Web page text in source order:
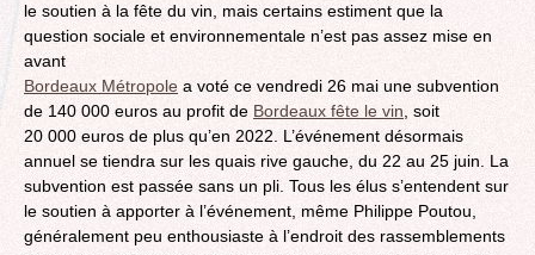
le soutien à la fête du vin, mais certains estiment que la
question sociale et environnementale n’est pas assez mise en
avant
Bordeaux Métropole a voté ce vendredi 26 mai une subvention
de 140 000 euros au profit de Bordeaux fête le vin , soit
20 000 euros de plus qu’en 2022. L’événement désormais
annuel se tiendra sur les quais rive gauche, du 22 au 25 juin. La
subvention est passée sans un pli. Tous les élus s’entendent sur
le soutien à apporter à l’événement, même Philippe Poutou,
généralement peu enthousiaste à l’endroit des rassemblements